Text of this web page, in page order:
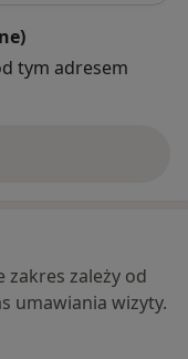
tym adresem
zakres zależy od
umawiania wizyty.